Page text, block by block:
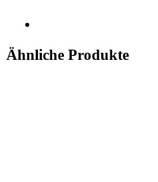
Ähnliche Produkte